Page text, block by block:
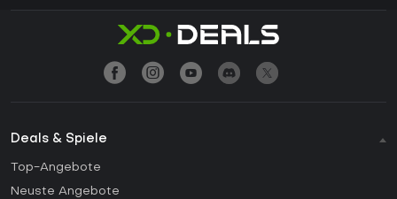
Deals & Spiele
Top-Angebote
Neuste Angebote